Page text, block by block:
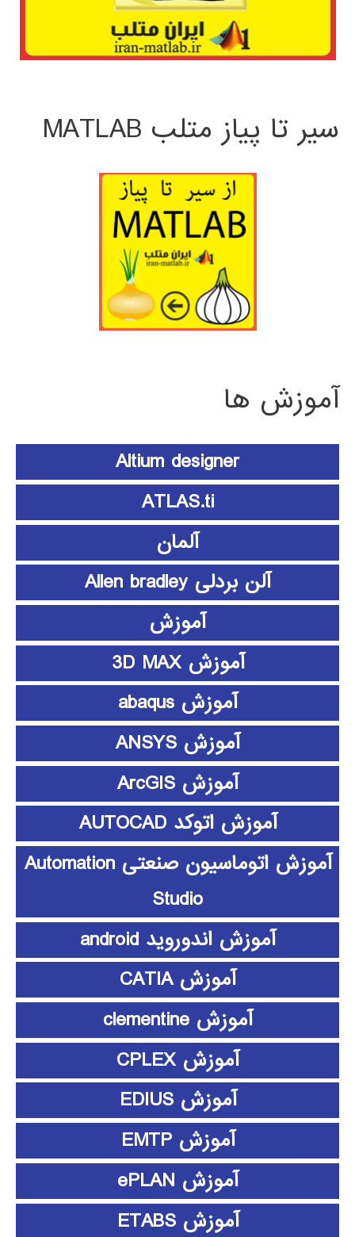
سیر تا پیاز متلب MATLAB
آموزش ها
Altium designer
ATLAS.ti
آلمان
آلن بردلی Allen bradley
آموزش
آموزش 3D MAX
آموزش abaqus
آموزش ANSYS
آموزش ArcGIS
آموزش اتوکد AUTOCAD
آموزش اتوماسیون صنعتی Automation
Studio
آموزش اندوروید android
آموزش CATIA
آموزش clementine
آموزش CPLEX
آموزش EDIUS
آموزش EMTP
آموزش ePLAN
آموزش ETABS